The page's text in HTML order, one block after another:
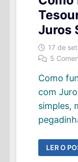
Juros
17 de
5
Como
com
simples,
COMO
O
LER O